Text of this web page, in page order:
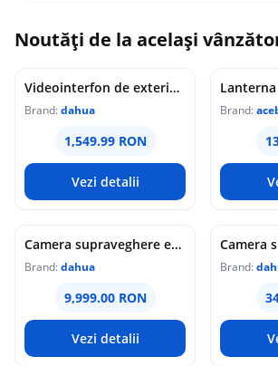
Noutăți de la același
Videointerfon de exterior IP WiFi Dahua VTO6631QB-WP, 2MP, ecran 5 inch, acces prin PIN/recunoastere faciala/card/Bluetooth, slot card, microfon/difuzor, PoE
Brand:dahua
1,549.99 RON
Vezi detalii
Brand:
Camera supraveghere exterior analogica Dome cu iluminare duala Dahua HAC-HDW1549X-IL-A-PRO-0360B-DIP, 5 MP, 2.8 mm, IR/lumina calda 50 m, microfon dublu
Brand:dahua
9,999.00 RON
Vezi detalii
Brand: